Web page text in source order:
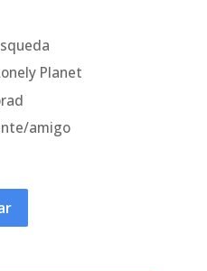
Planet
amigo